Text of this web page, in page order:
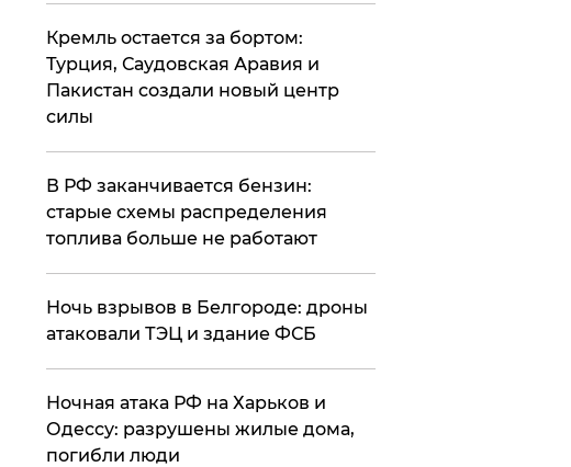
​Кремль остается за бортом:
Турция, Саудовская Аравия и
Пакистан создали новый центр
силы
​В РФ заканчивается бензин:
старые схемы распределения
топлива больше не работают
​Ночь взрывов в Белгороде: дроны
атаковали ТЭЦ и здание ФСБ
​Ночная атака РФ на Харьков и
Одессу: разрушены жилые дома,
погибли люди